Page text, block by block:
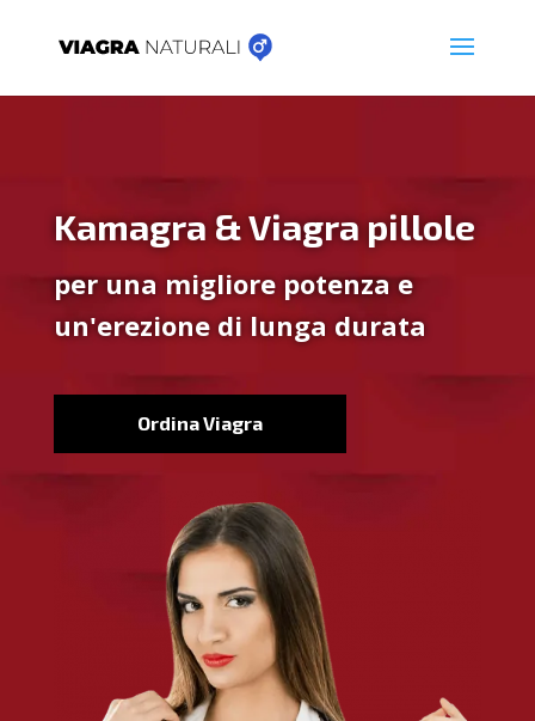
Kamagra & Viagra pillole
per una migliore potenza e
un'erezione di lunga durata
Ordina Viagra